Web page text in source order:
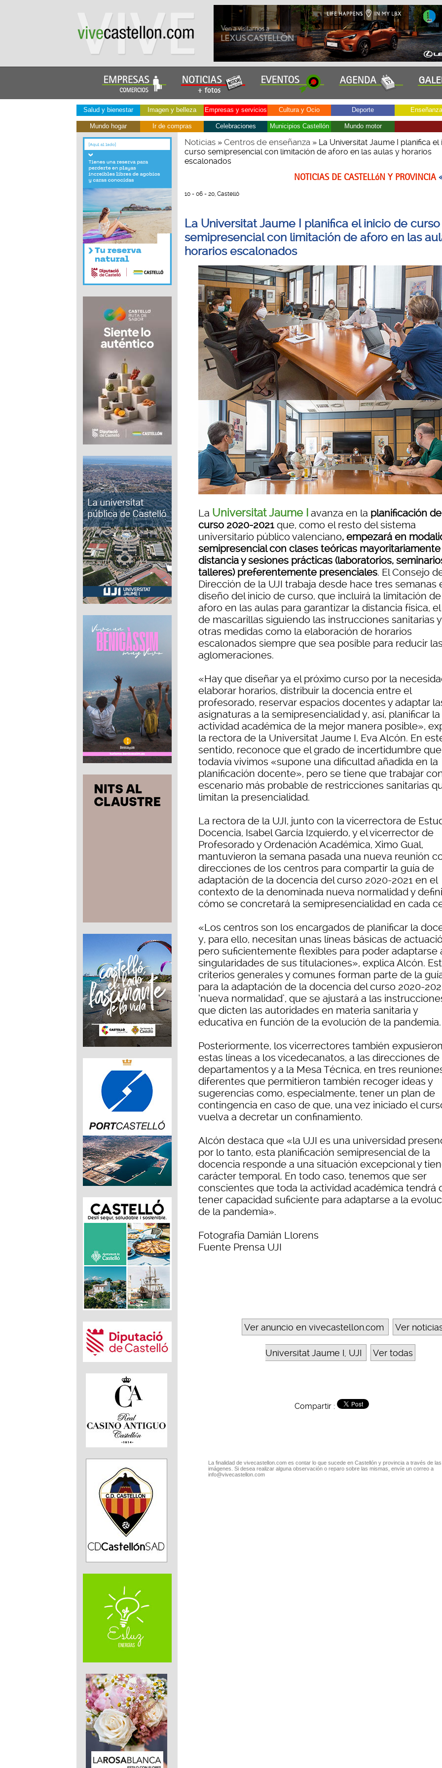
Salud y bienestar Imagen y belleza Empresas y servicios Cultura y Ocio Deporte Enseñanza
Mundo hogar Ir de compras Celebraciones Municipios Castellón Mundo motor
Noticias» Centros de enseñanza» La Universitat Jaume I planifica el
curso semipresencial con limitación de aforo en las aulas y horarios
escalonados
NOTICIAS DE CASTELLóN Y PROVINCIA
10 - 06 - 20, Castelló
La Universitat Jaume I planifica el inicio de curso
semipresencial con limitación de aforo en las
horarios escalonados
La Universitat Jaume I avanza en la planificación
curso 2020-2021 que, como el resto del sistema
universitario público valenciano, empezará en
semipresencial con clases teóricas mayoritariamente
distancia y sesiones prácticas (laboratorios,
talleres) preferentemente presenciales. El Consejo
Dirección de la UJI trabaja desde hace tres semanas
diseño del inicio de curso, que incluirá la limitación de
aforo en las aulas para garantizar la distancia física,
de mascarillas siguiendo las instrucciones sanitarias y
otras medidas como la elaboración de horarios
escalonados siempre que sea posible para reducir
aglomeraciones.
«Hay que diseñar ya el próximo curso por la
elaborar horarios, distribuir la docencia entre el
profesorado, reservar espacios docentes y adaptar
asignaturas a la semipresencialidad y, así, planificar la
actividad académica de la mejor manera posible»,
la rectora de la Universitat Jaume I, Eva Alcón. En
sentido, reconoce que el grado de incertidumbre que
todavía vivimos «supone una dificultad añadida en la
planificación docente», pero se tiene que trabajar
escenario más probable de restricciones sanitarias
limitan la presencialidad.
La rectora de la UJI, junto con la vicerrectora de
Docencia, Isabel García Izquierdo, y el vicerrector de
Profesorado y Ordenación Académica, Ximo Gual,
mantuvieron la semana pasada una nueva reunión
direcciones de los centros para compartir la guía de
adaptación de la docencia del curso 2020-2021 en el
contexto de la denominada nueva normalidad y
cómo se concretará la semipresencialidad en cada
«Los centros son los encargados de planificar la
y, para ello, necesitan unas líneas básicas de
pero suficientemente flexibles para poder adaptarse
singularidades de sus titulaciones», explica Alcón.
criterios generales y comunes forman parte de la
para la adaptación de la docencia del curso 2020-
‘nueva normalidad’, que se ajustará a las
que dicten las autoridades en materia sanitaria y
educativa en función de la evolución de la pandemia.
Posteriormente, los vicerrectores también
estas líneas a los vicedecanatos, a las direcciones de
departamentos y a la Mesa Técnica, en tres
diferentes que permitieron también recoger ideas y
sugerencias como, especialmente, tener un plan de
contingencia en caso de que, una vez iniciado el
vuelva a decretar un confinamiento.
Alcón destaca que «la UJI es una universidad
por lo tanto, esta planificación semipresencial de la
docencia responde a una situación excepcional y
carácter temporal. En todo caso, tenemos que ser
conscientes que toda la actividad académica tendrá
tener capacidad suficiente para adaptarse a la
de la pandemia».
Fotografía Damián Llorens
Fuente Prensa UJI
Ver anuncio en vivecastellon.com Ver
Universitat Jaume I, UJI Ver todas
Compartir :
La finalidad de vivecastellon.com es contar lo que sucede en Castellón y provincia a través de las
imágenes. Si desea realizar alguna observación o reparo sobre las mismas, envíe un correo a
info@vivecastellon.com